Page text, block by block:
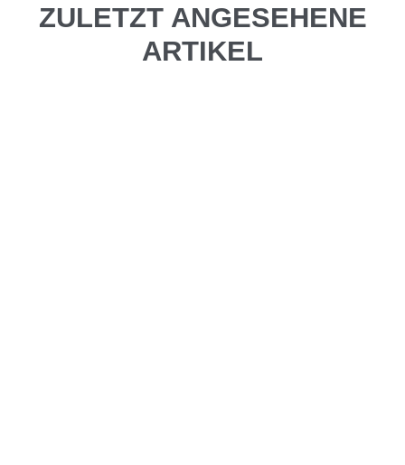
ZULETZT ANGESEHENE
ARTIKEL